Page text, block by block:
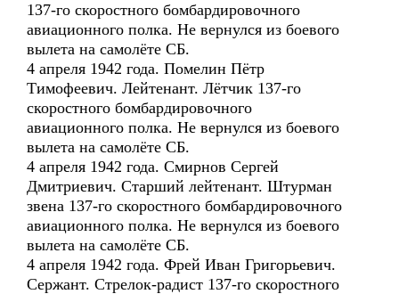
137-го скоростного бомбардировочного
авиационного полка. Не вернулся из боевого
вылета на самолёте СБ.
4 апреля 1942 года. Помелин Пётр
Тимофеевич. Лейтенант. Лётчик 137-го
скоростного бомбардировочного
авиационного полка. Не вернулся из боевого
вылета на самолёте СБ.
4 апреля 1942 года. Смирнов Сергей
Дмитриевич. Старший лейтенант. Штурман
звена 137-го скоростного бомбардировочного
авиационного полка. Не вернулся из боевого
вылета на самолёте СБ.
4 апреля 1942 года. Фрей Иван Григорьевич.
Сержант. Стрелок-радист 137-го скоростного